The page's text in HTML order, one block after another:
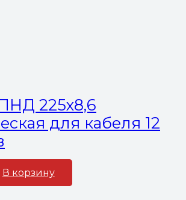
225х8,6
для кабеля 12
В корзину